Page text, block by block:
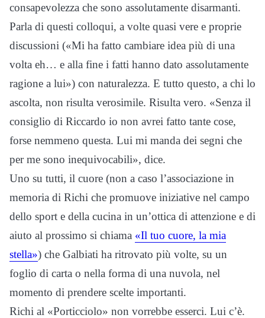
consapevolezza che sono assolutamente disarmanti.
Parla di questi colloqui, a volte quasi vere e proprie
discussioni («Mi ha fatto cambiare idea più di una
volta eh… e alla fine i fatti hanno dato assolutamente
ragione a lui») con naturalezza. E tutto questo, a chi lo
ascolta, non risulta verosimile. Risulta vero. «Senza il
consiglio di Riccardo io non avrei fatto tante cose,
forse nemmeno questa. Lui mi manda dei segni che
per me sono inequivocabili», dice.
Uno su tutti, il cuore (non a caso l’associazione in
memoria di Richi che promuove iniziative nel campo
dello sport e della cucina in un’ottica di attenzione e di
aiuto al prossimo si chiama «Il tuo cuore, la mia
stella») che Galbiati ha ritrovato più volte, su un
foglio di carta o nella forma di una nuvola, nel
momento di prendere scelte importanti.
Richi al «Porticciolo» non vorrebbe esserci. Lui c’è.